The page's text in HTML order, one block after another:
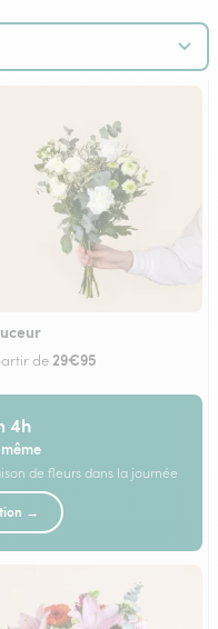
de 29€95
4h
de fleurs dans la journée
→